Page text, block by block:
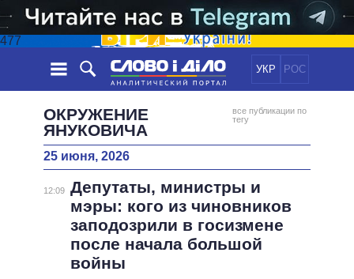
477
УКР РОС
НОВОСТИ
ЛЕНТА
СОБЫТИЯ
СТАТЬИ
МНЕНИЯ
ОБЗОРЫ
ДАЙДЖЕСТЫ
ПОЛИТИКА
ЭКОНОМИКА
ОБЩЕСТВО
ОБЕЩАНИЯ
ПОЛИТИКИ
ВСЕ ПОЛИТИКИ
ПРЕЗИДЕНТ И ОФИС
ВЕРХОВНАЯ РАДА
ИНФОГРАФИКА
ВИДЕО
ОКРУЖЕНИЕ
ЯНУКОВИЧА
все публикации по
тегу
25 июня, 2026
12:09 Депутаты, министры и
мэры: кого из чиновников
заподозрили в госизмене
после начала большой
войны